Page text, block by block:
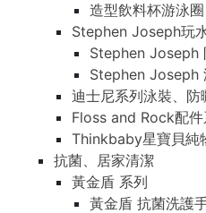
造型飲料杯游泳圈
Stephen Joseph玩
Stephen Joseph
Stephen Joseph
迪士尼系列泳裝、防
Floss and Rock配件
Thinkbaby星寶貝純
抗菌、居家清潔
黃金盾 系列
黃金盾 抗菌洗護